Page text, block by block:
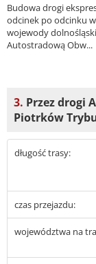
Budowa drogi
odcinek po odcinku
wojewody
Autostradową Obw...
3. Przez drogi
Piotrków
długość trasy:
czas przejazdu:
województwa na